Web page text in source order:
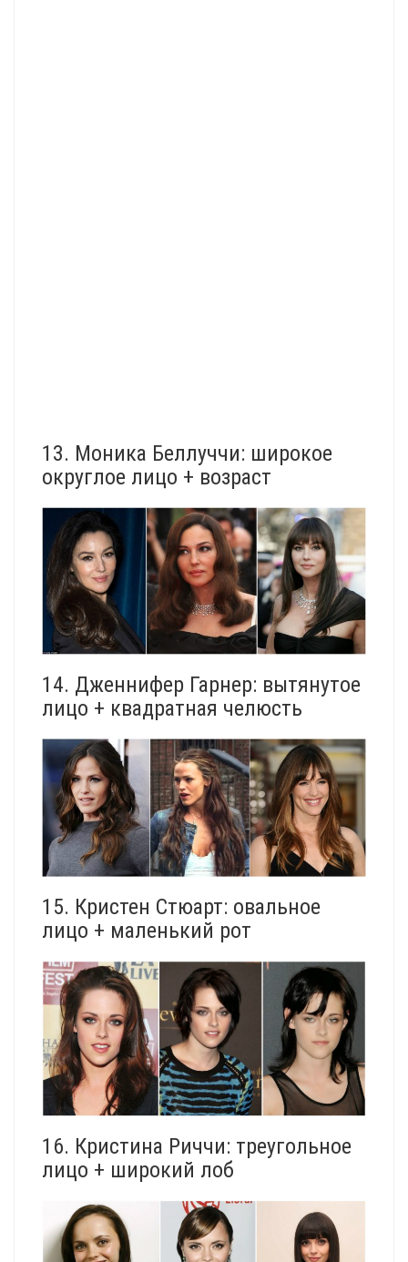
13. Моника Беллуччи: широкое
округлое лицо + возраст
14. Дженнифер Гарнер: вытянутое
лицо + квадратная челюсть
15. Кристен Стюарт: овальное
лицо + маленький рот
16. Кристина Риччи: треугольное
лицо + широкий лоб